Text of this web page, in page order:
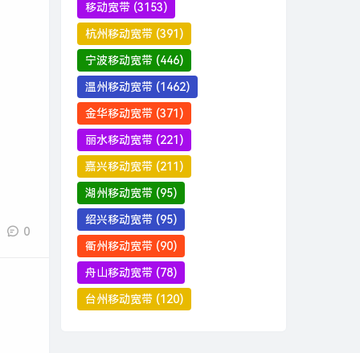
0
移动宽带 (3153)
杭州移动宽带 (391)
宁波移动宽带 (446)
温州移动宽带 (1462)
金华移动宽带 (371)
丽水移动宽带 (221)
嘉兴移动宽带 (211)
湖州移动宽带 (95)
绍兴移动宽带 (95)
衢州移动宽带 (90)
舟山移动宽带 (78)
台州移动宽带 (120)